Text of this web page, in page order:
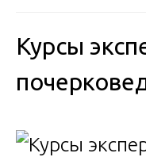
Курсы